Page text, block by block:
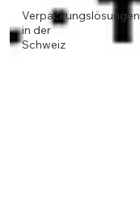
Verpackungslösungen
in der
Schweiz